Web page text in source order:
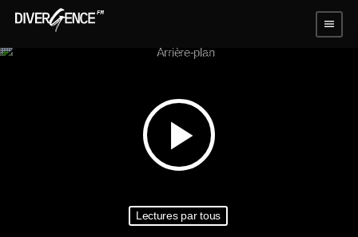
menu
play_arrow
Lectures par tous